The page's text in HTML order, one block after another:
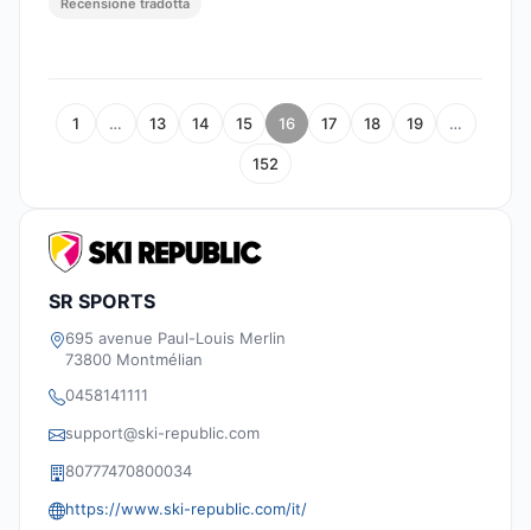
Recensione tradotta
1 … 13 14 15 16 17 18 19 …
152
SR SPORTS
695 avenue Paul-Louis Merlin
73800 Montmélian
0458141111
support@ski-republic.com
80777470800034
https://www.ski-republic.com/it/